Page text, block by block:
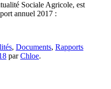
Sociale Agricole, est
annuel 2017 :
, Documents, Rapports
parChloe.